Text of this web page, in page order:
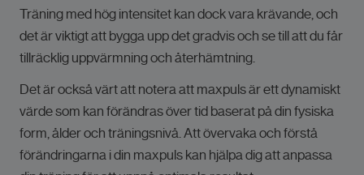
Träning med hög intensitet kan dock vara krävande, och
det är viktigt att bygga upp det gradvis och se till att du får
tillräcklig uppvärmning och återhämtning.
Det är också värt att notera att maxpuls är ett dynamiskt
värde som kan förändras över tid baserat på din fysiska
form, ålder och träningsnivå. Att övervaka och förstå
förändringarna i din maxpuls kan hjälpa dig att anpassa